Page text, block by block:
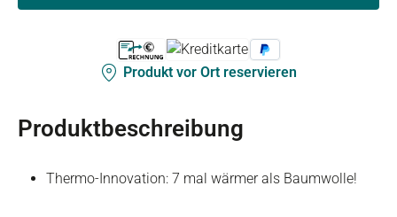
Produkt vor Ort reservieren
Produktbeschreibung
Thermo-Innovation: 7 mal wärmer als Baumwolle!